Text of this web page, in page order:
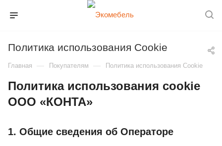
Политика использования Cookie
Главная — Покупателям — Политика использования Cookie
Политика использования cookie
ООО «КОНТА»
1. Общие сведения об Операторе